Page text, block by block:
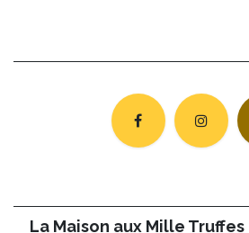
La Maison aux Mille Truffes